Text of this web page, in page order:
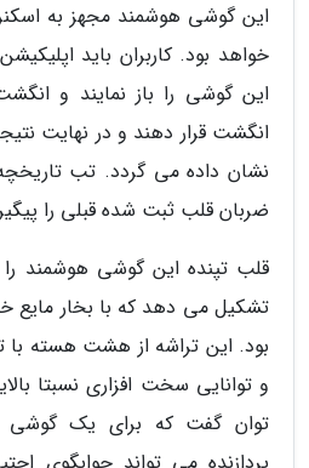
این گوشی هوشمند مجهز به
خواهد بود. کاربران باید
این گوشی را باز نمایند و
انگشت قرار دهند و در نهایت
نشان داده می گردد. تب
ضربان قلب ثبت شده قبلی را
تشکیل می دهد که با بخار مایع
و توانایی سخت افزاری نسبتا
توان گفت که برای یک گوشی